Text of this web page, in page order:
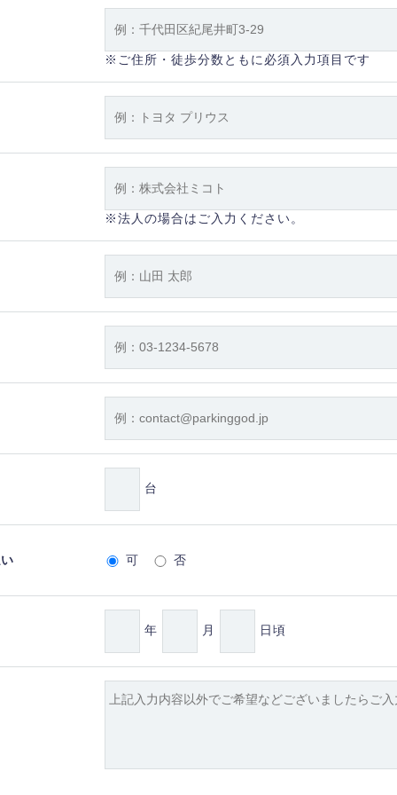
※ご住所・徒歩分数ともに必須入力項目です
※法人の場合はご入力ください。
台
可 否
年 月 日頃